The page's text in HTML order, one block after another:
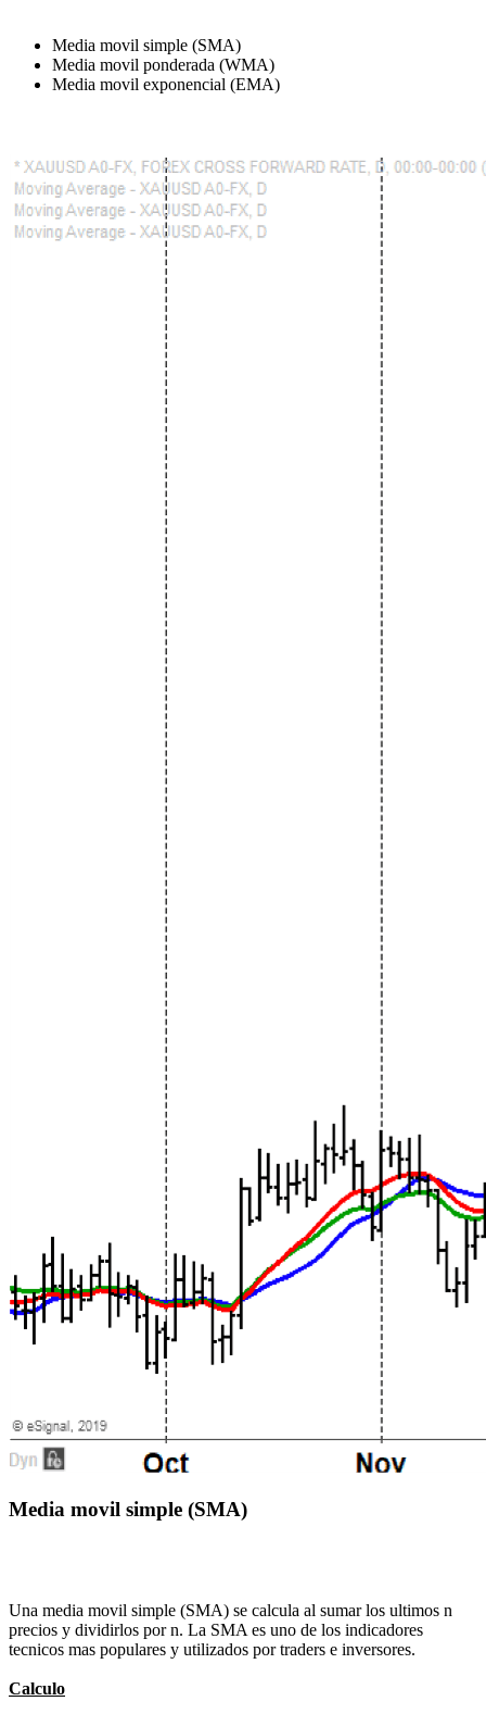
Media movil simple (SMA)
Media movil ponderada (WMA)
Media movil exponencial (EMA)
Media movil simple (SMA)
Una media movil simple (SMA) se calcula al sumar los ultimos n
precios y dividirlos por n. La SMA es uno de los indicadores
tecnicos mas populares y utilizados por traders e inversores.
Calculo